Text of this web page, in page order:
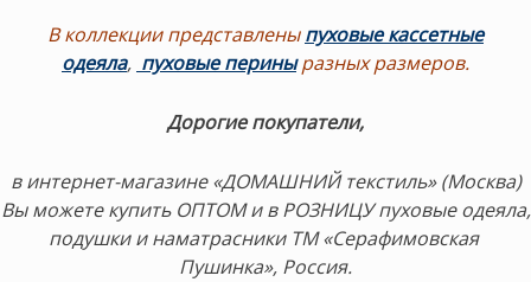
В коллекции представлены пуховые кассетные
одеяла, пуховые перины разных размеров.
Дорогие покупатели,
в интернет-магазине «ДОМАШНИЙ текстиль» (Москва)
Вы можете купить ОПТОМ и в РОЗНИЦУ пуховые одеяла,
подушки и наматрасники ТМ «Серафимовская
Пушинка», Россия.